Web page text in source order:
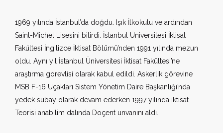
1969 yılında İstanbul’da doğdu. Işık İlkokulu ve ardından
Saint-Michel Lisesini bitirdi. İstanbul Üniversitesi İktisat
Fakültesi İngilizce İktisat Bölümü’nden 1991 yılında mezun
oldu. Aynı yıl İstanbul Üniversitesi İktisat Fakültesi’ne
araştırma görevlisi olarak kabul edildi. Askerlik görevine
MSB F-16 Uçakları Sistem Yönetim Daire Başkanlığı’nda
yedek subay olarak devam ederken 1997 yılında iktisat
Teorisi anabilim dalında Doçent unvanını aldı.